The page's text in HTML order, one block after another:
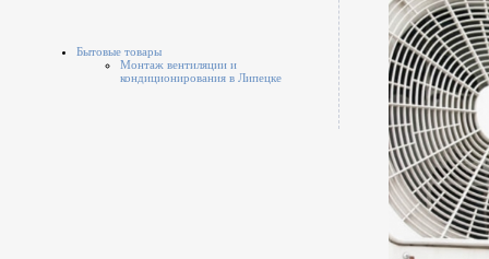
Бытовые товары
Монтаж вентиляции и
кондиционирования в Липецке